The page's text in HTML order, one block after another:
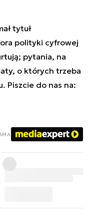
tytuł
polityki cyfrowej
pytania, na
o których trzeba
Piszcie do nas na: